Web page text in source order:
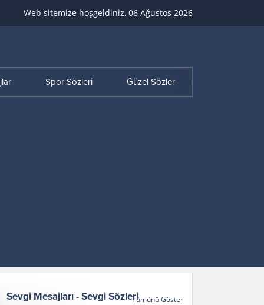
Web sitemize hoşgeldiniz, 06 Ağustos 2026
Spor Sözleri Güzel Sözler
Sevgi Mesajları - Sevgi SözleriTümünü Göster